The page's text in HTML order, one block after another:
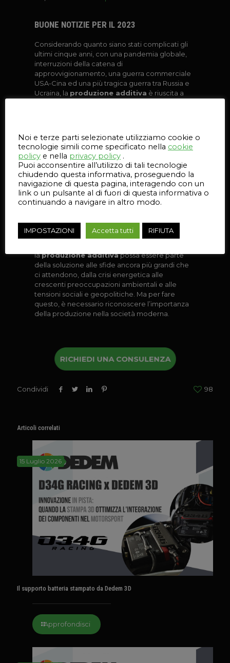
BUONE NOTIZIE PER IL 2023
Considerando quanto siano stati complicati gli
ultimi cinque anni, con una pandemia globale,
interruzioni della catena di
approvvigionamento, una guerra commerciale
USA-Cina ed una più tragica guerra tra Russia e
Ucraina, la produzione additiva è riuscita a
“La produzione odierna è ancora per lo più svolta con
metodi che esistono da più di
un secolo. Molti di questi
metodi sono fantastici, ma si stanno avvicinando ai loro
limiti. I designer devono aprirsi a nuove possibilità di
progettazione e ora abbiamo identificato una tecnologia
che fa esattamente questo ”.
Michael Suess, presidente di Oerlikon e
laproduzione additivapossa essere parte
della soluzione alle sfide ancora più grandi che
ci attendono, dalla crisi energetica alle
crescenti preoccupazioni ambientali e alle
tensioni sociali e geopolitiche. Ma per fare
questo, è necessario riconoscere l’importanza
della produzione nella società moderna.
RICHIEDI UNA CONSULENZA
Condividi 98
Articoli correlati
15 Luglio 2026
Il supporto batteria stampato da Dedem 3D
Approfondisci
Noi e terze parti selezionate utilizziamo cookie o
tecnologie simili come specificato nella cookie
policy e nella privacy policy .
Puoi acconsentire all’utilizzo di tali tecnologie
chiudendo questa informativa, proseguendo la
navigazione di questa pagina, interagendo con un
link o un pulsante al di fuori di questa informativa o
continuando a navigare in altro modo.
IMPOSTAZIONI Accetta tutti RIFIUTA